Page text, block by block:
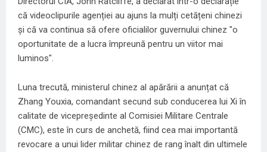
că videoclipurile agenției au ajuns la mulți cetățeni chinezi
și că va continua să ofere oficialilor guvernului chinez "o
oportunitate de a lucra împreună pentru un viitor mai
luminos".
Luna trecută, ministerul chinez al apărării a anunțat că
Zhang Youxia, comandant secund sub conducerea lui Xi în
calitate de vicepreședinte al Comisiei Militare Centrale
(CMC), este în curs de anchetă, fiind cea mai importantă
revocare a unui lider militar chinez de rang înalt din ultimele